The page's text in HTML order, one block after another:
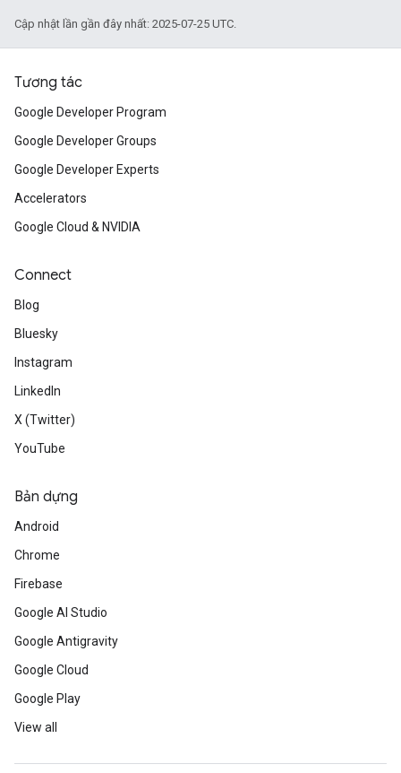
Cập nhật lần gần đây nhất: 2025-07-25 UTC.
Tương tác
Google Developer Program
Google Developer Groups
Google Developer Experts
Accelerators
Google Cloud & NVIDIA
Connect
Blog
Bluesky
Instagram
LinkedIn
X (Twitter)
YouTube
Bản dựng
Android
Chrome
Firebase
Google AI Studio
Google Antigravity
Google Cloud
Google Play
View all